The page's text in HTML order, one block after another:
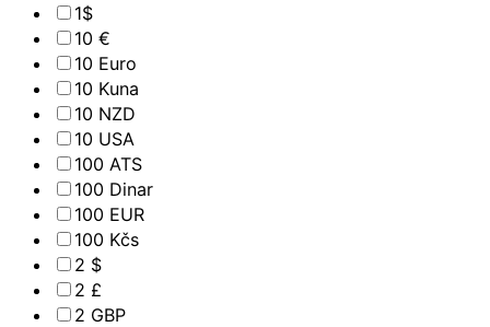
1$
10 €
10 Euro
10 Kuna
10 NZD
10 USA
100 ATS
100 Dinar
100 EUR
100 Kčs
2 $
2 £
2 GBP